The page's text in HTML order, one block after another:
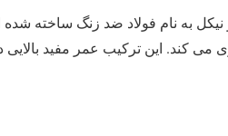
آهن و نیکل به نام فولاد ضد زنگ
کند. این ترکیب عمر مفید